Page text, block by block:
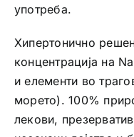
употреба.
Хипертонично
концентрација на
и елементи во
морето). 100%
лекови,